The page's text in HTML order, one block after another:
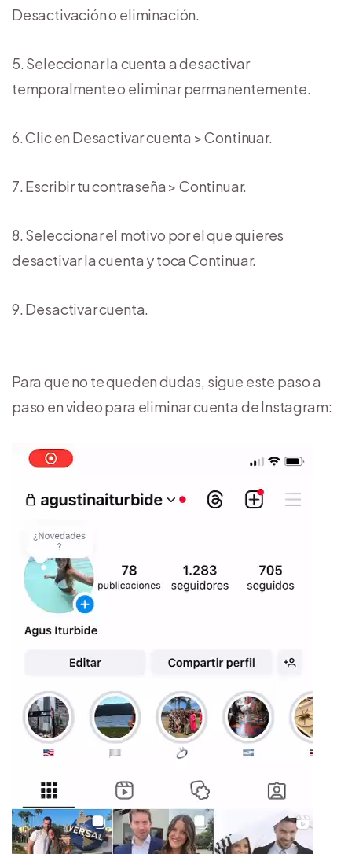
Desactivación o eliminación.
Seleccionar la cuenta a desactivar
temporalmente o eliminar permanentemente.
Clic en Desactivar cuenta > Continuar.
Escribir tu contraseña > Continuar.
Seleccionar el motivo por el que quieres
desactivar la cuenta y toca Continuar.
Desactivar cuenta.
Para que no te queden dudas, sigue este paso a
paso en video para eliminar cuenta de Instagram: